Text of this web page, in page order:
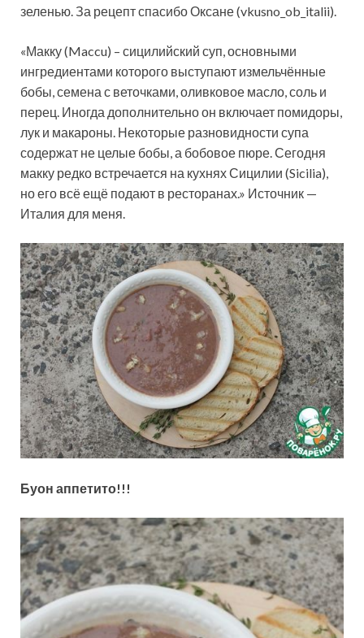
зеленью. За рецепт спасибо Оксане (vkusno_ob_italii).
«Макку (Maccu) – сицилийский суп, основными
ингредиентами которого выступают измельчённые
бобы, семена с веточками, оливковое масло, соль и
перец. Иногда дополнительно он включает помидоры,
лук и макароны. Некоторые разновидности супа
содержат не целые бобы, а бобовое пюре. Сегодня
макку редко встречается на кухнях Сицилии (Sicilia),
но его всё ещё подают в ресторанах.» Источник —
Италия для меня.
Буон аппетито!!!